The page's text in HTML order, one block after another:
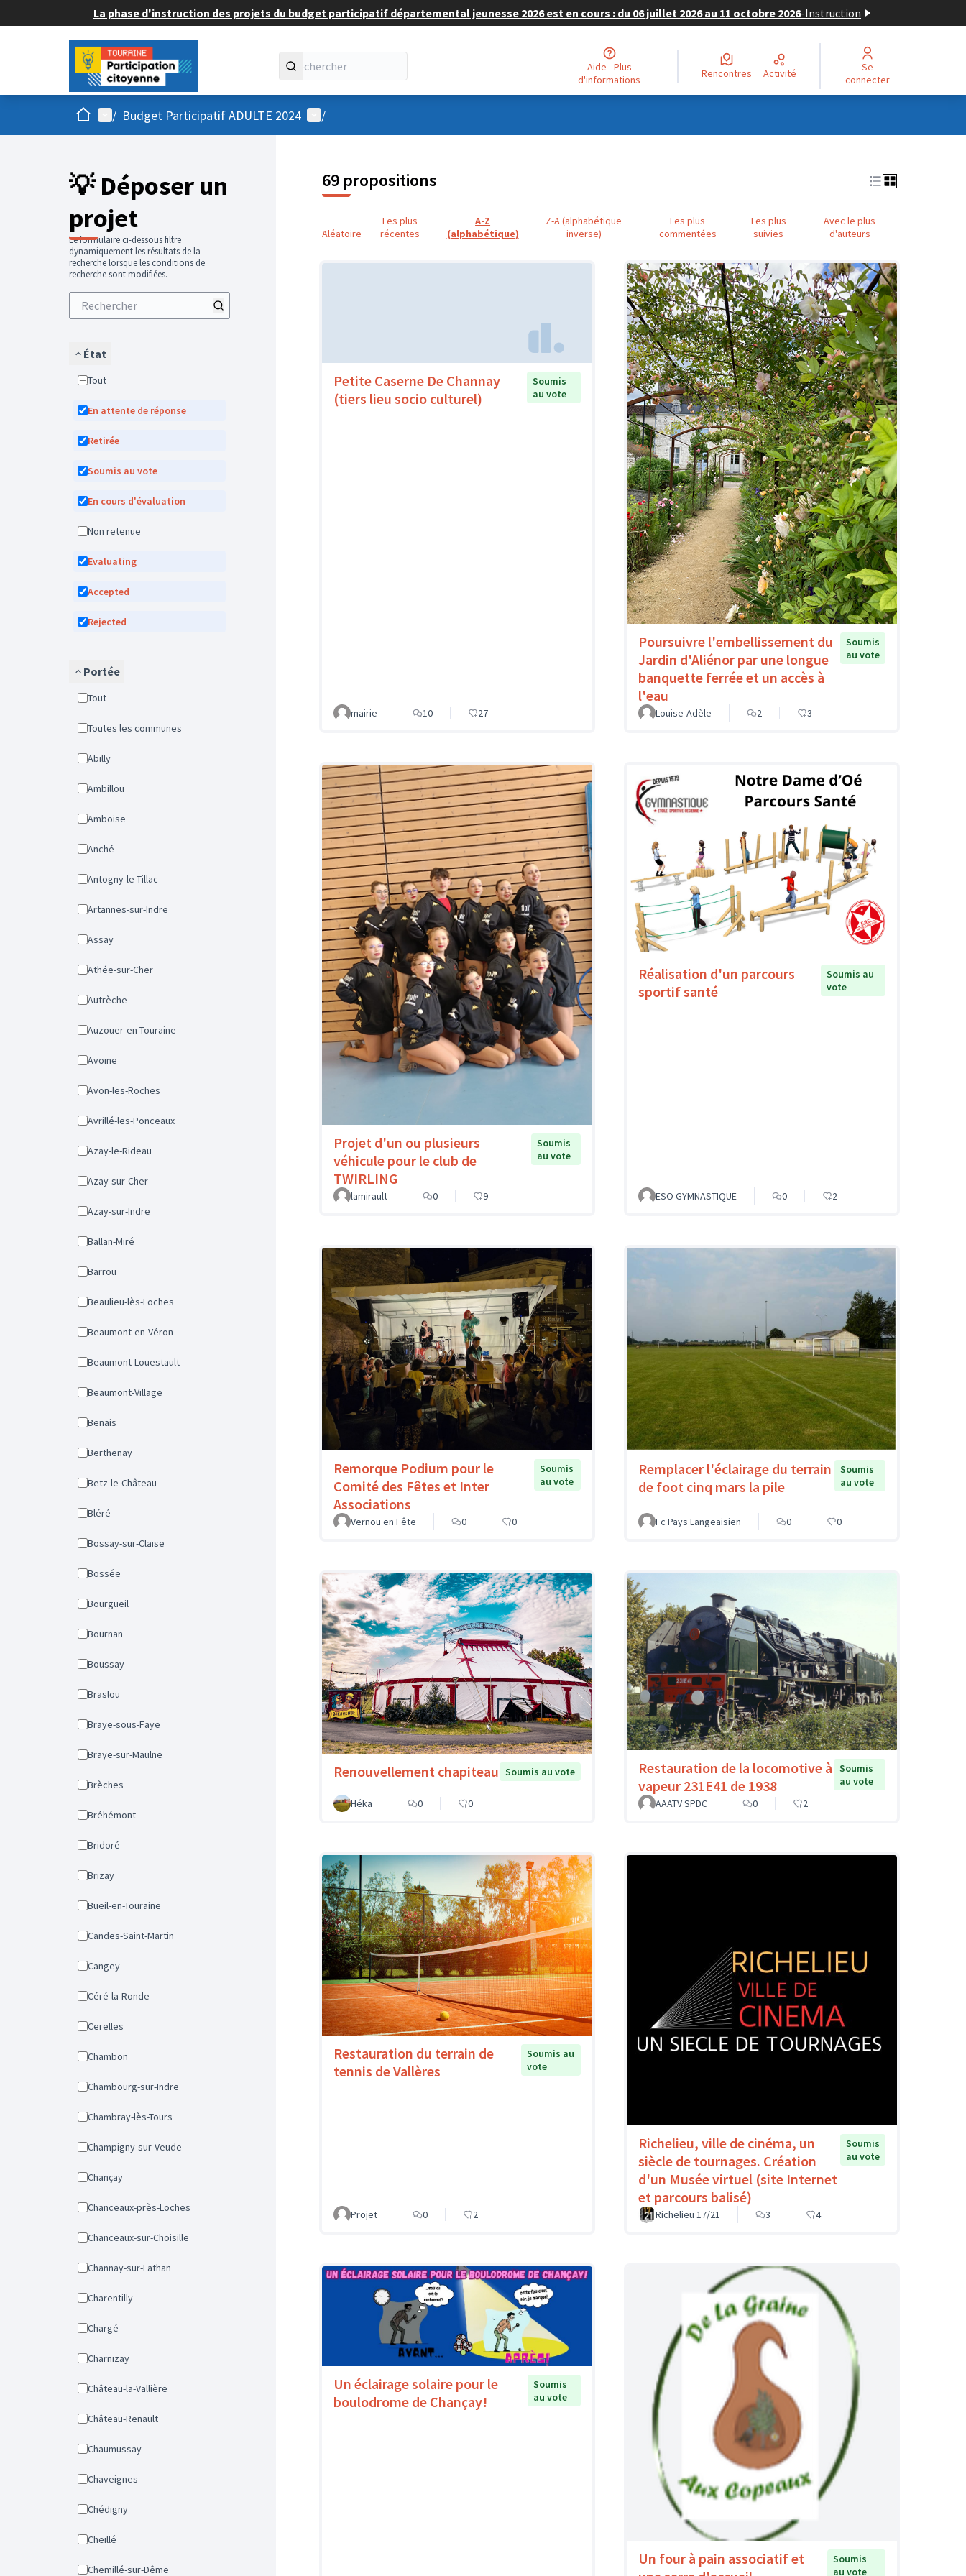
La phase d'instruction des projets du budget participatif départemental jeunesse 2026 est en cours : du 06 juillet 2026 au 11 octobre 2026-Instruction
Aide - Plus
d'informations
Rencontres Activité
Se
connecter
AccueilMenu principal
/ Budget Participatif ADULTE 2024 Menu utilisateur
/
💡 Déposer un
projet
Le formulaire ci-dessous filtre
dynamiquement les résultats de la
recherche lorsque les conditions de
recherche sont modifiées.
État
Tout
En attente de réponse
Retirée
Soumis au vote
En cours d'évaluation
Non retenue
Evaluating
Accepted
Rejected
Portée
Tout
Toutes les communes
Abilly
Ambillou
Amboise
Anché
Antogny-le-Tillac
Artannes-sur-Indre
Assay
Athée-sur-Cher
Autrèche
Auzouer-en-Touraine
Avoine
Avon-les-Roches
Avrillé-les-Ponceaux
Azay-le-Rideau
Azay-sur-Cher
Azay-sur-Indre
Ballan-Miré
Barrou
Beaulieu-lès-Loches
Beaumont-en-Véron
Beaumont-Louestault
Beaumont-Village
Benais
Berthenay
Betz-le-Château
Bléré
Bossay-sur-Claise
Bossée
Bourgueil
Bournan
Boussay
Braslou
Braye-sous-Faye
Braye-sur-Maulne
Brèches
Bréhémont
Bridoré
Brizay
Bueil-en-Touraine
Candes-Saint-Martin
Cangey
Céré-la-Ronde
Cerelles
Chambon
Chambourg-sur-Indre
Chambray-lès-Tours
Champigny-sur-Veude
Chançay
Chanceaux-près-Loches
Chanceaux-sur-Choisille
Channay-sur-Lathan
Charentilly
Chargé
Charnizay
Château-la-Vallière
Château-Renault
Chaumussay
Chaveignes
Chédigny
Cheillé
Chemillé-sur-Dême
69 propositions
Aléatoire
Les plus
récentes
A-Z
(alphabétique)
Z-A (alphabétique
inverse)
Les plus
commentées
Les plus
suivies
Avec le plus
d'auteurs
Petite Caserne De Channay
(tiers lieu socio culturel)
Soumis
au vote
mairie 10 27
Poursuivre l'embellissement du
Jardin d'Aliénor par une longue
banquette ferrée et un accès à
l'eau
Soumis
au vote
Louise-Adèle 2 3
Projet d'un ou plusieurs
véhicule pour le club de
TWIRLING
Soumis
au vote
lamirault 0 9
Réalisation d'un parcours
sportif santé
Soumis au
vote
ESO GYMNASTIQUE 0 2
Remorque Podium pour le
Comité des Fêtes et Inter
Associations
Soumis
au vote
Vernou en Fête 0 0
Remplacer l'éclairage du terrain
de foot cinq mars la pile
Soumis
au vote
Fc Pays Langeaisien 0 0
Renouvellement chapiteau Soumis au vote
Héka 0 0
Restauration de la locomotive à
vapeur 231E41 de 1938
Soumis
au vote
AAATV SPDC
0 2
Restauration du terrain de
tennis de Vallères
Soumis au
vote
Projet 0 2
Richelieu, ville de cinéma, un
siècle de tournages. Création
d'un Musée virtuel (site Internet
et parcours balisé)
Soumis
au vote
Richelieu 17/21 3 4
Un éclairage solaire pour le
boulodrome de Chançay!
Soumis
au vote
Un four à pain associatif et
Soumis
au vote